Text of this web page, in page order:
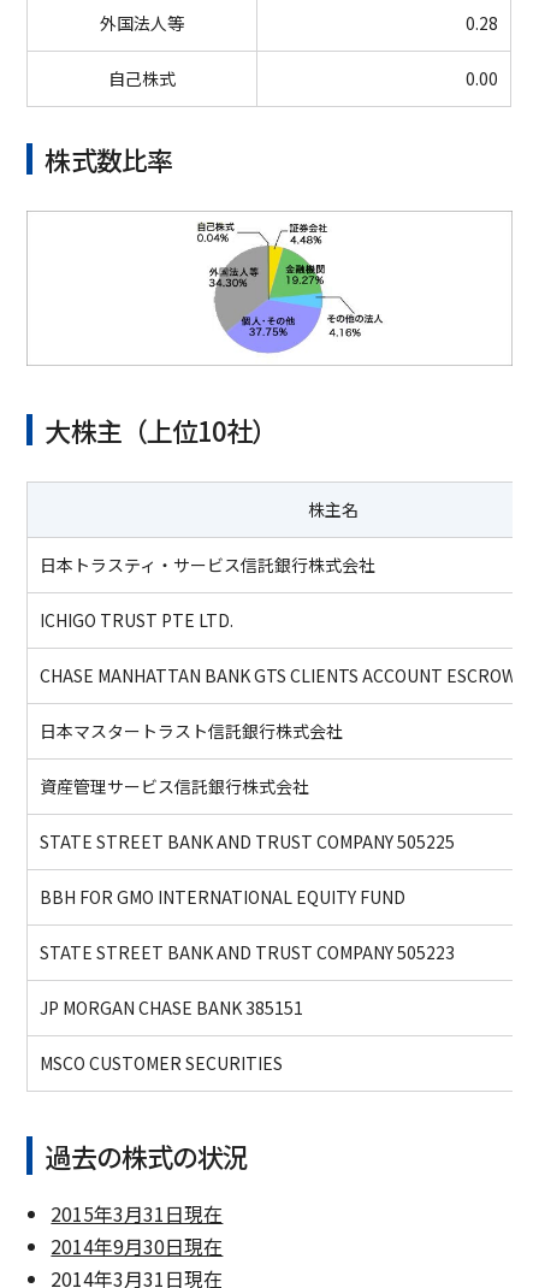
外国法人等 0.28
自己株式 0.00
株式数比率
大株主（上位10社）
株主名
日本トラスティ・サービス信託銀行株式会社
ICHIGO TRUST PTE LTD.
CHASE MANHATTAN BANK GTS CLIENTS ACCOUNT ESCROW
日本マスタートラスト信託銀行株式会社
資産管理サービス信託銀行株式会社
STATE STREET BANK AND TRUST COMPANY 505225
BBH FOR GMO INTERNATIONAL EQUITY FUND
STATE STREET BANK AND TRUST COMPANY 505223
JP MORGAN CHASE BANK 385151
MSCO CUSTOMER SECURITIES
過去の株式の状況
2015年3月31日現在
2014年9月30日現在
2014年3月31日現在